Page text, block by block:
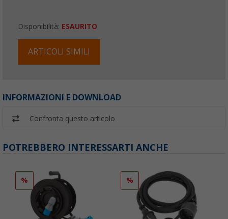
Disponibilità: ESAURITO
ARTICOLI SIMILI
INFORMAZIONI E DOWNLOAD
Confronta questo articolo
POTREBBERO INTERESSARTI ANCHE
% %